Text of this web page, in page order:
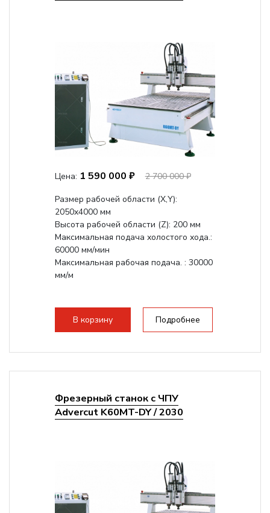
Цена: 1 590 000 ₽
2 700 000 ₽
Размер рабочей области (Х,Y):
2050x4000 мм
Высота рабочей области (Z): 200 мм
Максимальная подача холостого хода.:
60000 мм/мин
Максимальная рабочая подача. : 30000
мм/м
В корзину Подробнее
Фрезерный станок с ЧПУ
Advercut K60MT-DY / 2030